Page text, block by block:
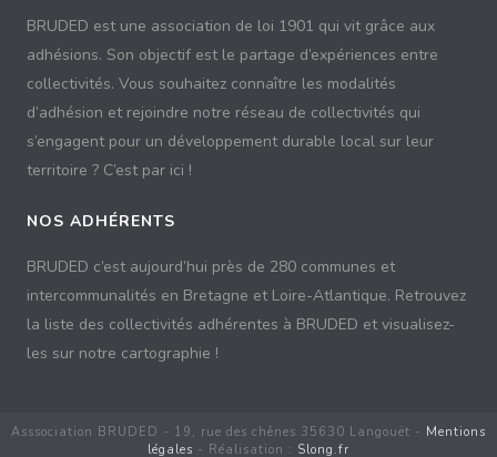
BRUDED est une association de loi 1901 qui vit grâce aux
adhésions. Son objectif est le partage d’expériences entre
collectivités. Vous souhaitez connaître les modalités
d’adhésion et rejoindre notre réseau de collectivités qui
s’engagent pour un développement durable local sur leur
territoire ? C’est par ici !
NOS ADHÉRENTS
BRUDED c’est aujourd’hui près de 280 communes et
intercommunalités en Bretagne et Loire-Atlantique. Retrouvez
la liste des collectivités adhérentes à BRUDED et visualisez-
les sur notre cartographie !
Asssociation BRUDED - 19, rue des chênes 35630 Langouët - Mentions
légales - Réalisation : Slong.fr